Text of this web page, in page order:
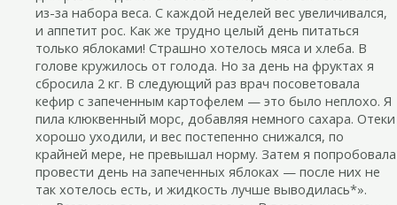
из-за набора веса. С каждой неделей вес увеличивался,
и аппетит рос. Как же трудно целый день питаться
только яблоками! Страшно хотелось мяса и хлеба. В
голове кружилось от голода. Но за день на фруктах я
сбросила 2 кг. В следующий раз врач посоветовала
кефир с запеченным картофелем — это было неплохо. Я
пила клюквенный морс, добавляя немного сахара. Отеки
хорошо уходили, и вес постепенно снижался, по
крайней мере, не превышал норму. Затем я попробовала
провести день на запеченных яблоках — после них не
так хотелось есть, и жидкость лучше выводилась*».